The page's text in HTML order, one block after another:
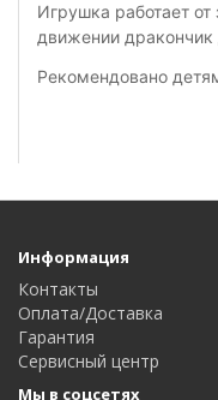
Игрушка работает
движении дракончик
Рекомендовано
Информация
Контакты
Оплата/Доставка
Гарантия
Сервисный центр
Мы в соцсетях